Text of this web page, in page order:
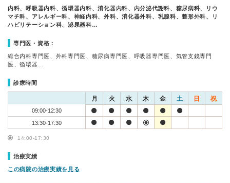
内科、呼吸器内科、循環器内科、消化器内科、内分泌代謝科、糖尿病科、リウ
マチ科、アレルギー科、神経内科、外科、消化器外科、乳腺科、整形外科、リ
ハビリテーション科、泌尿器科…
専門医・資格：
総合内科専門医、外科専門医、糖尿病専門医、呼吸器専門医、気管支鏡専門
医、循環器…
診療時間
月 火 水 木 金 土 日 祝
09:00-12:30
13:30-17:30
14:00-17:30
治療実績
この病院の治療実績を見る